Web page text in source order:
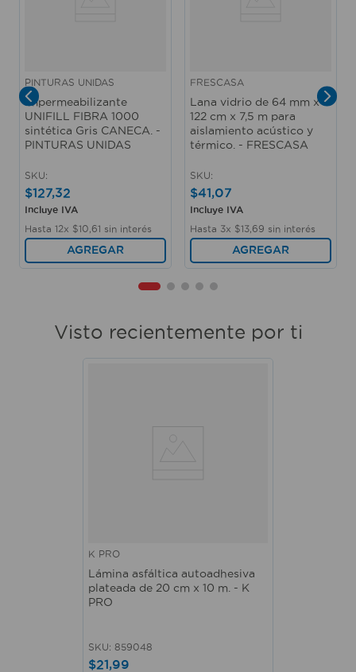
PINTURAS UNIDAS
Impermeabilizante
UNIFILL FIBRA 1000
sintética Gris CANECA. -
PINTURAS UNIDAS
SKU:
$127,32
Incluye IVA
Hasta 12x $10 61 sin interés
AGREGAR
FRESCASA
Lana vidrio de 64 mm x
122 cm x 7,5 m para
aislamiento acústico y
térmico. - FRESCASA
SKU:
$41,07
Incluye IVA
Hasta 3x $13 69 sin interés
AGREGAR
Visto recientemente por ti
K PRO
Lámina asfáltica autoadhesiva
plateada de 20 cm x 10 m. - K
PRO
SKU: 859048
$21,99